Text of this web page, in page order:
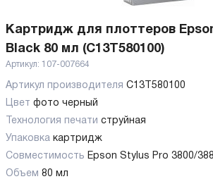
Картридж для плоттеров
Black 80 мл (C13T580100)
Артикул: 107-007664
Артикул производителя C13T580100
Цвет фото черный
Технология печати струйная
Упаковка картридж
Совместимость Epson Stylus Pro 3800/
Объем 80 мл